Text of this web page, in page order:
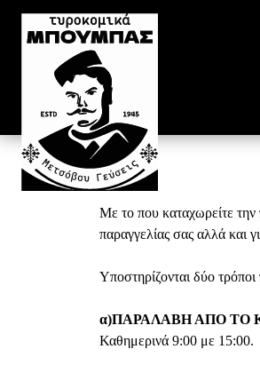
Με το που καταχωρείτε την
παραγγελίας σας αλλά και
Υποστηρίζονται δύο
α)ΠΑΡΑΛΑΒΗ ΑΠΟ ΤΟ
Καθημερινά 9:00 με 15:00.